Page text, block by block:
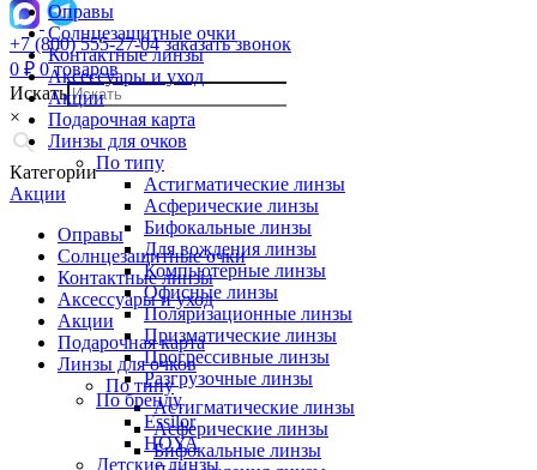
+7 (800) 555-27-04 заказать звонок
0 ₽ 0 товаров
Искать
×
Категории
Акции
Оправы
Солнцезащитные очки
Контактные линзы
Аксессуары и уход
Акции
Подарочная карта
Линзы для очков
По типу
Астигматические линзы
Асферические линзы
Бифокальные линзы
Оправы
Солнцезащитные очки
Контактные линзы
Аксессуары и уход
Акции
Подарочная карта
Линзы для очков
По типу
Астигматические линзы
Асферические линзы
Бифокальные линзы
Для вождения линзы
Компьютерные линзы
Офисные линзы
Поляризационные линзы
Призматические линзы
Прогрессивные линзы
Разгрузочные линзы
По бренду
Essilor
HOYA
Детские линзы